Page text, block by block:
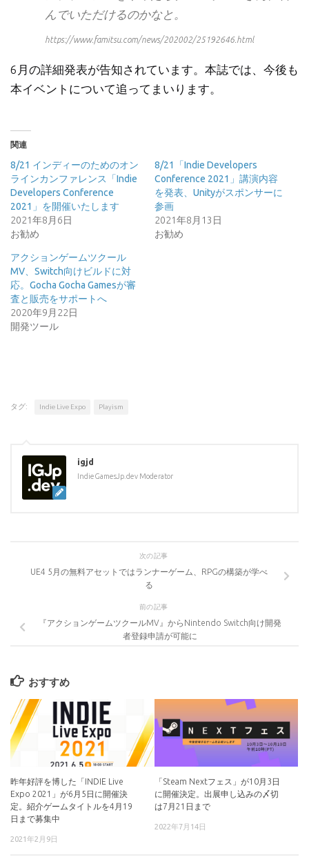
んでいただけるのかなと。
https://www.famitsu.com/news/202002/25192646.html
6月の詳細発表が告知されています。本誌では、今後も
本イベントについて追ってまいります。
関連
8/21 インディーのためのオン
ラインカンファレンス「Indie
Developers Conference
2021」を開催いたします
2021年8月6日
お勧め
8/21「Indie Developers
Conference 2021」講演内容
を発表、Unityがスポンサーに
参画
2021年8月13日
お勧め
アクションゲームツクール
MV、Switch向けビルドに対
応。Gocha Gocha Gamesが審
査と販売をサポートへ
2020年9月22日
開発ツール
タグ: Indie Live Expo Playism
igjd
IndieGamesJp.dev Moderator
次の記事
UE4 5月の無料アセットではランナーゲーム、RPGの構築が学べ
る
前の記事
『アクションゲームツクールMV』からNintendo Switch向け開発
者登録申請が可能に
おすすめ
昨年好評を博した「INDIE Live
Expo 2021」が6月5日に開催決
定。紹介ゲームタイトルを4月19
日まで募集中
2021年2月9日
「Steam Nextフェス」が10月3日
に開催決定。出展申し込みの〆切
は7月21日まで
2022年7月14日